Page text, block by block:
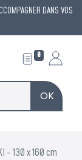
DANS VOS
0
OK
- 130 x 160 cm